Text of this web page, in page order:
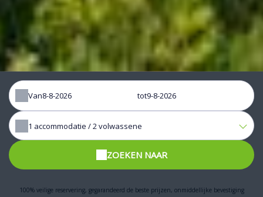
Van tot
1 accommodatie /2volwassene
ZOEKEN NAAR
100% veilige reservering, gegarandeerd de beste prijzen, onmiddellijke bevestiging